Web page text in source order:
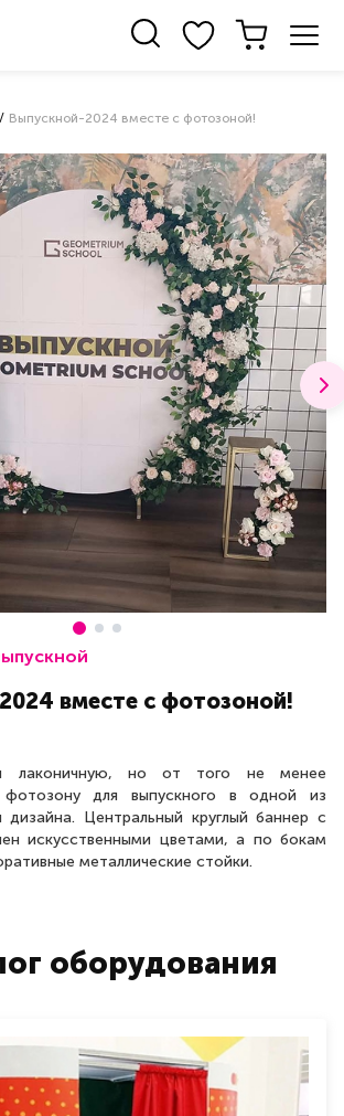
Выпускной-2024 вместе с фотозоной!
вместе с фотозоной!
лаконичную, но от того не менее
фотозону для выпускного в одной из
дизайна. Центральный круглый баннер с
искусственными цветами, а по бокам
металлические стойки.
оборудования